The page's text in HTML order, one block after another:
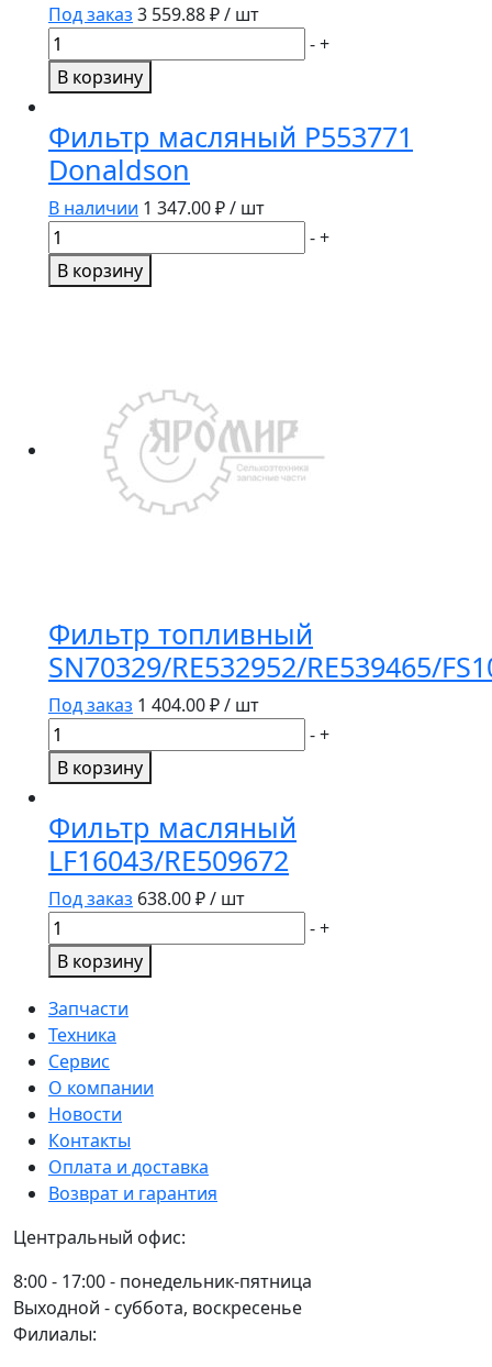
Под заказ 3 559.88₽ / шт
Количество
товара
Фильтр
P611440
Donaldson
-+
В корзину
Фильтр масляный P553771
Donaldson
В наличии 1 347.00₽ / шт
Количество
товара
Фильтр
-+
В корзину
Фильтр топливный
SN70329/RE532952/RE539465/
Под заказ 1 404.00₽ / шт
Количество
товара
Фильтр
SN70329/RE532952/RE539465/FS1096
-+
В корзину
Фильтр масляный
LF16043/RE509672
Под заказ 638.00₽ / шт
Количество
товара
Фильтр
масляный
LF16043/RE509672
-+
В корзину
Запчасти
Техника
Сервис
О компании
Новости
Контакты
Оплата и доставка
Возврат и гарантия
Центральный офис:
8:00 - 17:00 - понедельник-пятница
Выходной - суббота, воскресенье
Филиалы: